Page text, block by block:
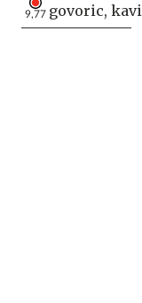
9,77 govoric,